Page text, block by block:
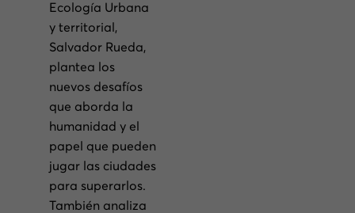
Ecología Urbana
y territorial,
Salvador Rueda,
plantea los
nuevos desafíos
que aborda la
humanidad y el
papel que pueden
jugar las ciudades
para superarlos.
También analiza